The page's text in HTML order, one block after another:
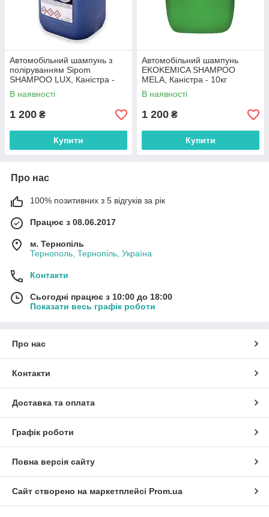
Автомобільний шампунь з
поліруванням Sipom
SHAMPOO LUX, Каністра -
10кг
В наявності
1 200 ₴
Купити
Автомобільний шампунь
EKOKEMICA SHAMPOO
MELA, Каністра - 10кг
В наявності
1 200 ₴
Купити
Про нас
100% позитивних з 5 відгуків за рік
Працює з 08.06.2017
м. Тернопіль
Тернополь, Тернопіль, Україна
Контакти
Сьогодні працює з 10:00 до 18:00
Показати весь графік роботи
Про нас
Контакти
Доставка та оплата
Графік роботи
Повна версія сайту
Сайт створено на маркетплейсі Prom.ua